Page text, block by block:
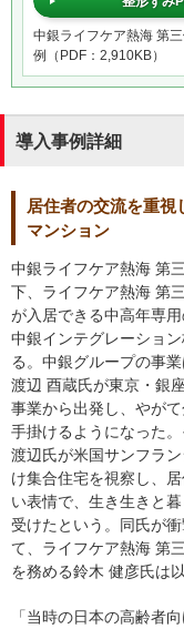
中銀ライフケア熱海 第
例（PDF：2,910KB）
導入事例詳細
居住者の交流を重視
マンション
中銀ライフケア熱海 第
下、ライフケア熱海 第
が入居できる中高年専用
中銀インテグレーショ
る。中銀グループの事
渡辺 酉蔵氏が東京・銀
事業から出発し、やが
手掛けるようになった
渡辺氏が米国サンフラ
け集合住宅を視察し、
い表情で、生き生きと
受けたという。同氏が
て、ライフケア熱海 第
を務める鈴木 健彦氏は
「当時の日本の高齢者